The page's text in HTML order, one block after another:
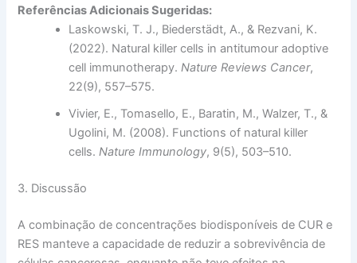
Referências Adicionais Sugeridas:
Laskowski, T. J., Biederstädt, A., & Rezvani, K.
(2022). Natural killer cells in antitumour adoptive
cell immunotherapy.Nature Reviews Cancer,
22(9), 557–575.
Vivier, E., Tomasello, E., Baratin, M., Walzer, T., &
Ugolini, M. (2008). Functions of natural killer
cells.Nature Immunology, 9(5), 503–510.
3. Discussão
A combinação de concentrações biodisponíveis de CUR e
RES manteve a capacidade de reduzir a sobrevivência de